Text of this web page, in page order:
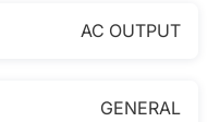
AC OUTPUT
GENERAL